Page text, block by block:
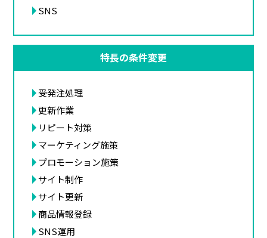
SNS
特長の条件変更
受発注処理
更新作業
リピート対策
マーケティング施策
プロモーション施策
サイト制作
サイト更新
商品情報登録
SNS運用